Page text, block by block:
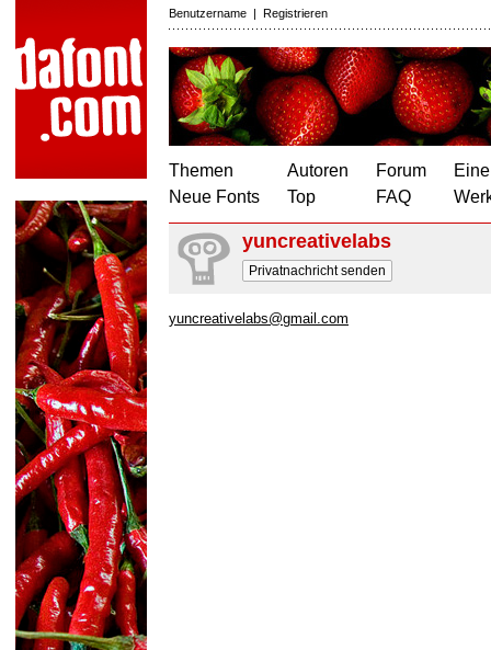
Benutzername | Registrieren
Themen
Neue Fonts
Autoren
Top
Forum
FAQ
yuncreativelabs
Privatnachricht senden
yuncreativelabs@gmail.com